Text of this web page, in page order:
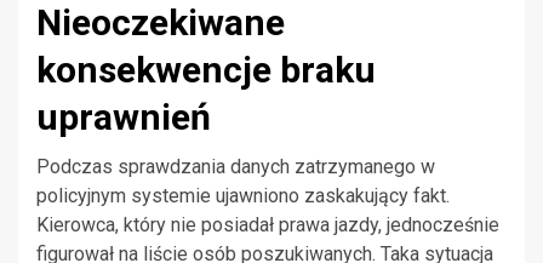
Nieoczekiwane
konsekwencje braku
uprawnień
Podczas sprawdzania danych zatrzymanego w
policyjnym systemie ujawniono zaskakujący fakt.
Kierowca, który nie posiadał prawa jazdy, jednocześnie
figurował na liście osób poszukiwanych. Taka sytuacja